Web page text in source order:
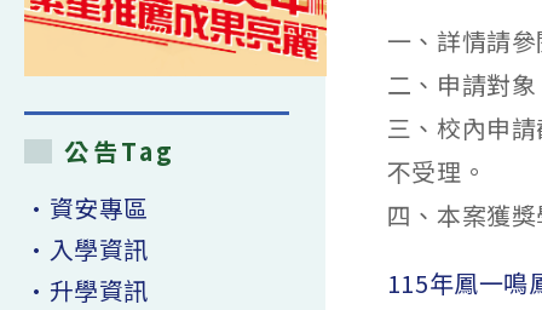
一、詳情請
二、申請對
三、校內申
不受理。
四、本案獲
115年鳳一鳴
公告Tag
•資安專區
•入學資訊
•升學資訊